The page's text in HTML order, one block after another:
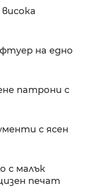
на едно
патрони с
с ясен
с малък
печат